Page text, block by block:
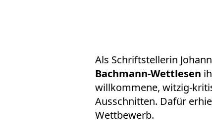
Als Schriftstellerin
Bachmann-Wettlesen
willkommene, witzig-
Ausschnitten. Dafür
Wettbewerb.